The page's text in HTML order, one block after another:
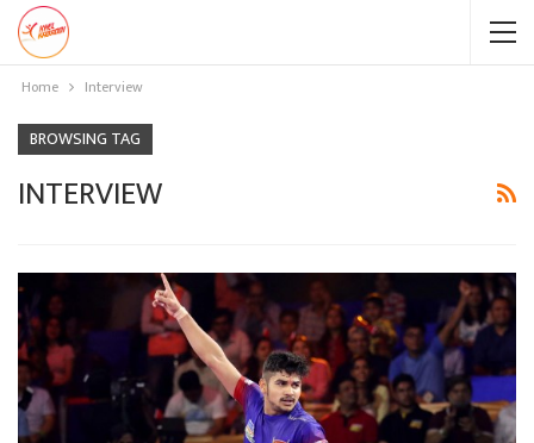
Home Interview
BROWSING TAG
INTERVIEW